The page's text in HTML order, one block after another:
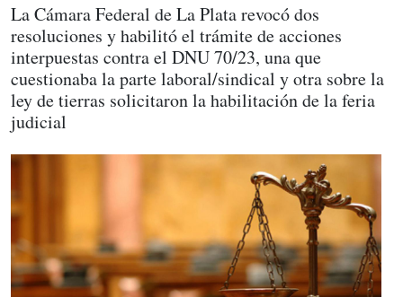
La Cámara Federal de La Plata revocó dos
resoluciones y habilitó el trámite de acciones
interpuestas contra el DNU 70/23, una que
cuestionaba la parte laboral/sindical y otra sobre la
ley de tierras solicitaron la habilitación de la feria
judicial